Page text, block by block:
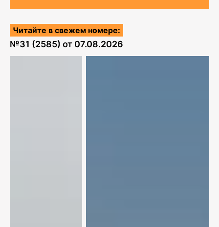
Читайте в свежем номере:
№31 (2585) от 07.08.2026